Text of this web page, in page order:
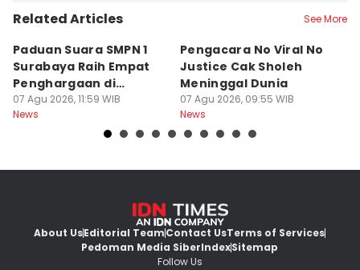
Related Articles See More
Paduan Suara SMPN 1
Surabaya Raih Empat
Penghargaan di
Thailand
07 Agu 2026, 11:59 WIB
News
Pengacara No Viral No
Justice Cak Sholeh
Meninggal Dunia
07 Agu 2026, 09:55 WIB
News
About UsEditorial TeamContact UsTerms of Services
Pedoman Media SiberIndexSitemap
Follow Us